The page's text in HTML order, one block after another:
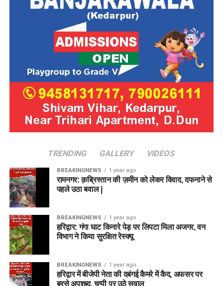
TRENDING GALLERY VIDEOS
BREAKINGNEWS 1 year ago
रामनगर: क़ब्रिस्तान की ज़मीन को लेकर विवाद, दफनाने से
पहले उठा बवाल |
BREAKINGNEWS 1 year ago
हरिद्वार: गंगा घाट किनारे पेड़ पर लिपटा मिला अजगर, वन
विभाग ने किया सुरक्षित रेस्क्यू
BREAKINGNEWS 1 year ago
हरिद्वार में बीजेपी नेता की दबंगई कैमरे में कैद, अफसर पर
बरसे अपशब्द, चुप्पी पर उठे सवाल